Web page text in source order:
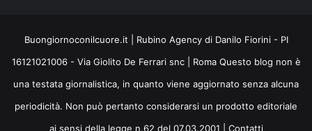
Buongiornoconilcuore.it | Rubino Agency di Danilo Fiorini - PI
16121021006 - Via Giolito De Ferrari snc | Roma Questo blog non è
una testata giornalistica, in quanto viene aggiornato senza alcuna
periodicità. Non può pertanto considerarsi un prodotto editoriale
ai sensi della legge n.62 del 07.03.2001 | Contatti